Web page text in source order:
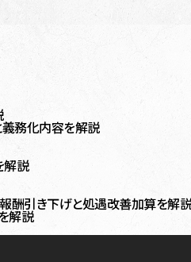
義務化内容を解説
解説
酬引き下げと処遇改善加算を解説
解説